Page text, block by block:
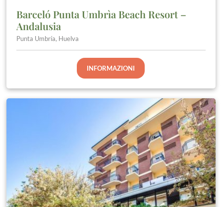
Barceló Punta Umbrìa Beach Resort –
Andalusia
Punta Umbría, Huelva
INFORMAZIONI